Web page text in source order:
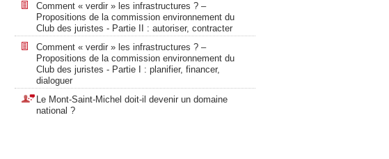
Comment « verdir » les infrastructures ? –
Propositions de la commission environnement du
Club des juristes - Partie II : autoriser, contracter
Comment « verdir » les infrastructures ? –
Propositions de la commission environnement du
Club des juristes - Partie I : planifier, financer,
dialoguer
Le Mont-Saint-Michel doit-il devenir un domaine
national ?